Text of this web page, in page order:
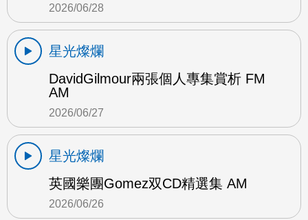
2026/06/28
星光燦爛
DavidGilmour兩張個人專集賞析 FM
AM
2026/06/27
星光燦爛
英國樂團Gomez双CD精選集 AM
2026/06/26